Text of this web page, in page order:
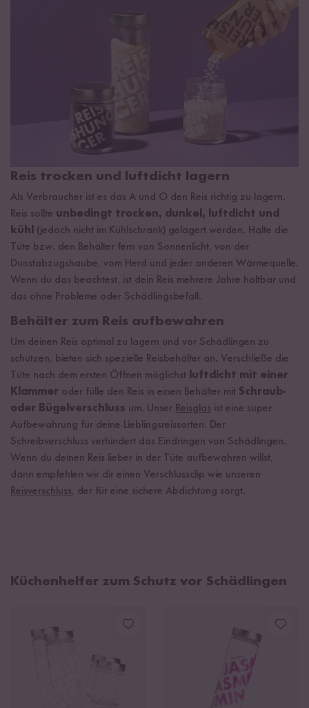
Reis trocken und luftdicht lagern
Als Verbraucher ist es das A und O den Reis richtig zu lagern.
Reis sollte unbedingt trocken, dunkel, luftdicht und
kühl
(jedoch nicht im Kühlschrank) gelagert werden. Halte die
Tüte bzw. den Behälter fern von Sonnenlicht, von der
Dunstabzugshaube, vom Herd und jeder anderen Wärmequelle.
Wenn du das beachtest, ist dein Reis mehrere Jahre haltbar und
das ohne Probleme oder Schädlingsbefall.
Behälter zum Reis aufbewahren
Um deinen Reis optimal zu lagern und vor Schädlingen zu
schützen, bieten sich spezielle Reisbehälter an. Verschließe die
Tüte nach dem ersten Öffnen möglichst luftdicht mit einer
Klammer oder fülle den Reis in einen Behälter mit Schraub-
oder Bügelverschluss um. Unser Reisglas ist eine super
Aufbewahrung für deine Lieblingsreissorten. Der
Schreibverschluss verhindert das Eindringen von Schädlingen.
Wenn du deinen Reis lieber in der Tüte aufbewahren willst,
dann empfehlen wir dir einen Verschlussclip wie unseren
Reisverschluss, der für eine sichere Abdichtung sorgt.
Küchenhelfer zum Schutz vor Schädlingen